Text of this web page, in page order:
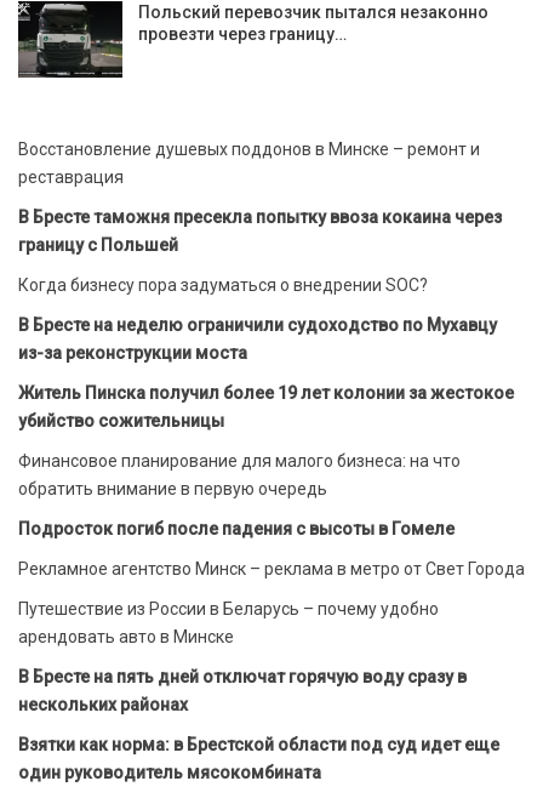
Польский перевозчик пытался незаконно
провезти через границу…
Восстановление душевых поддонов в Минске – ремонт и
реставрация
В Бресте таможня пресекла попытку ввоза кокаина через
границу с Польшей
Когда бизнесу пора задуматься о внедрении SOC?
В Бресте на неделю ограничили судоходство по Мухавцу
из-за реконструкции моста
Житель Пинска получил более 19 лет колонии за жестокое
убийство сожительницы
Финансовое планирование для малого бизнеса: на что
обратить внимание в первую очередь
Подросток погиб после падения с высоты в Гомеле
Рекламное агентство Минск – реклама в метро от Свет Города
Путешествие из России в Беларусь – почему удобно
арендовать авто в Минске
В Бресте на пять дней отключат горячую воду сразу в
нескольких районах
Взятки как норма: в Брестской области под суд идет еще
один руководитель мясокомбината